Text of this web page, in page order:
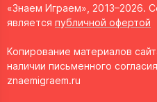
«Знаем Играем», 2013–2026.
является публичной офертой
Копирование материалов
наличии письменного
znaemigraem.ru